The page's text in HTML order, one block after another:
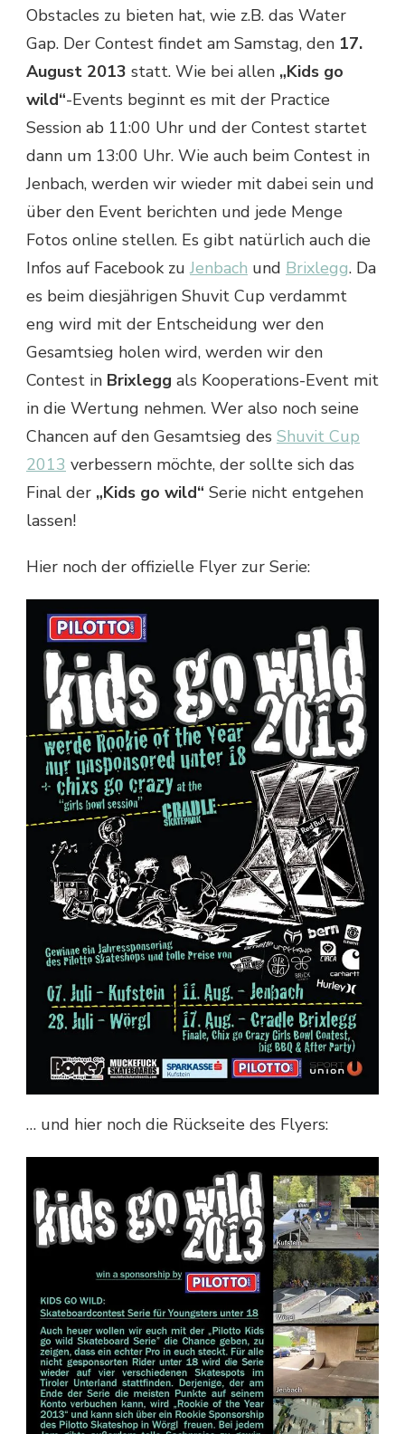
Obstacles zu bieten hat, wie z.B. das Water
Gap. Der Contest findet am Samstag, den 17.
August 2013 statt. Wie bei allen „Kids go
wild“-Events beginnt es mit der Practice
Session ab 11:00 Uhr und der Contest startet
dann um 13:00 Uhr. Wie auch beim Contest in
Jenbach, werden wir wieder mit dabei sein und
über den Event berichten und jede Menge
Fotos online stellen. Es gibt natürlich auch die
Infos auf Facebook zuJenbach und Brixlegg. Da
es beim diesjährigen Shuvit Cup verdammt
eng wird mit der Entscheidung wer den
Gesamtsieg holen wird, werden wir den
Contest in Brixlegg als Kooperations-Event mit
in die Wertung nehmen. Wer also noch seine
Chancen auf den Gesamtsieg des Shuvit Cup
2013 verbessern möchte, der sollte sich das
Final der „Kids go wild“ Serie nicht entgehen
lassen!
Hier noch der offizielle Flyer zur Serie:
… und hier noch die Rückseite des Flyers: